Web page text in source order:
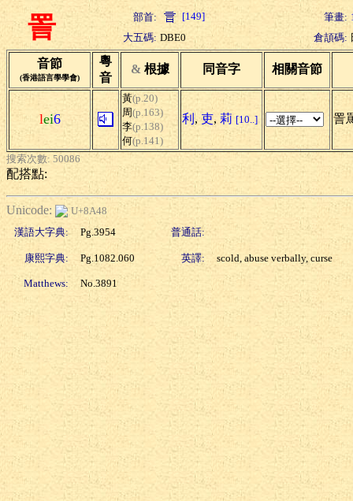
詈 部首: [149] 筆畫:
大五碼: DBE0 倉頡碼:
音節
(香港語言學學會)
粵
音
& 根據 同音字 相關音節
lei6
黃(p.20)
周(p.163)
李(p.138)
何(p.141)
利 , 吏, 莉 [10..] 詈
搜索次數: 50086
配搭點:
Unicode:
U+8A48
漢語大字典:
Pg.3954 普通話:
康熙字典: Pg.1082.060 英譯: scold, abuse verbally, curse
Matthews: No.3891